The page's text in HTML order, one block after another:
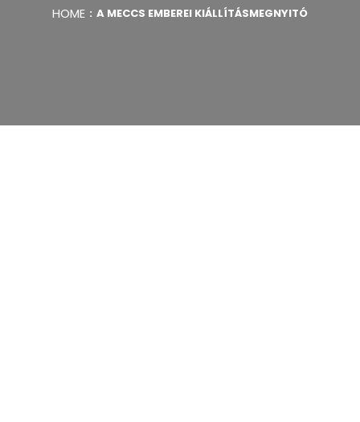
HOME A MECCS EMBEREI KIÁLLÍTÁSMEGNYITÓ